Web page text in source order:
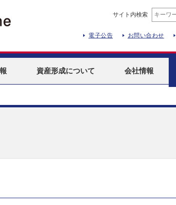
サイト内検索
電子公告 お問い合わせ
資産形成について 会社情報